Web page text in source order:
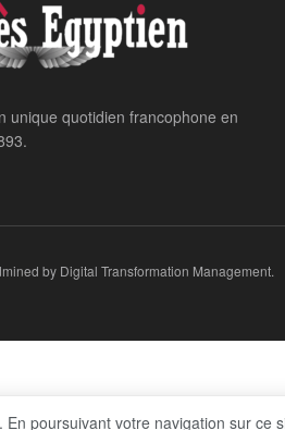
unique quotidien francophone en
by Digital Transformation Management.
poursuivant votre navigation sur